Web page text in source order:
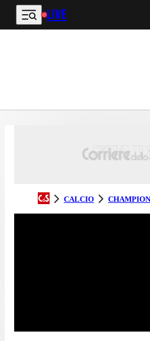
Vai al contenuto principale
LIVE
CALCIO